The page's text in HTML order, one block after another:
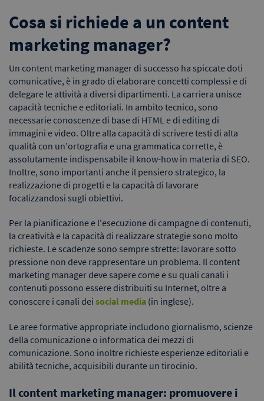
Cosa si richiede a un content
marketing manager?
Un content marketing manager di successo ha spiccate doti
comunicative, è in grado di elaborare concetti complessi e di
delegare le attività a diversi dipartimenti. La carriera unisce
capacità tecniche e editoriali. In ambito tecnico, sono
necessarie conoscenze di base di HTML e di editing di
immagini e video. Oltre alla capacità di scrivere testi di alta
qualità con un'ortografia e una grammatica corrette, è
assolutamente indispensabile il know-how in materia di SEO.
Inoltre, sono importanti anche il pensiero strategico, la
realizzazione di progetti e la capacità di lavorare
focalizzandosi sugli obiettivi.
Per la pianificazione e l'esecuzione di campagne di contenuti,
la creatività e la capacità di realizzare strategie sono molto
richieste. Le scadenze sono sempre strette: lavorare sotto
pressione non deve rappresentare un problema. Il content
marketing manager deve sapere come e su quali canali i
contenuti possono essere distribuiti su Internet, oltre a
conoscere i canali dei social media (in inglese).
Le aree formative appropriate includono giornalismo, scienze
della comunicazione o informatica dei mezzi di
comunicazione. Sono inoltre richieste esperienze editoriali e
abilità tecniche, acquisibili durante un tirocinio.
Il content marketing manager: promuovere i